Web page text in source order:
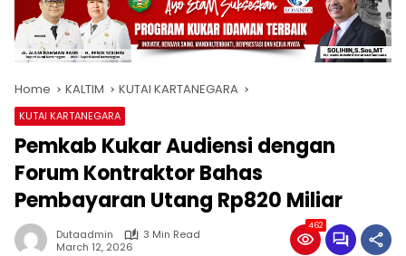
Home KALTIM KUTAI KARTANEGARA
KUTAI KARTANEGARA
Pemkab Kukar Audiensi dengan
Forum Kontraktor Bahas
Pembayaran Utang Rp820 Miliar
Dutaadmin
3 Min Read
March 12, 2026
462